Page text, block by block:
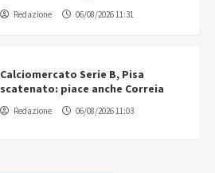
Redazione 06/08/2026 11:31
Calciomercato Serie B, Pisa
scatenato: piace anche Correia
Redazione 06/08/2026 11:03